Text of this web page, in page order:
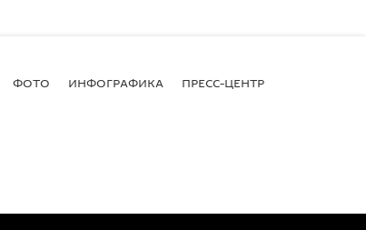
ФОТО ИНФОГРАФИКА ПРЕСС-ЦЕНТР